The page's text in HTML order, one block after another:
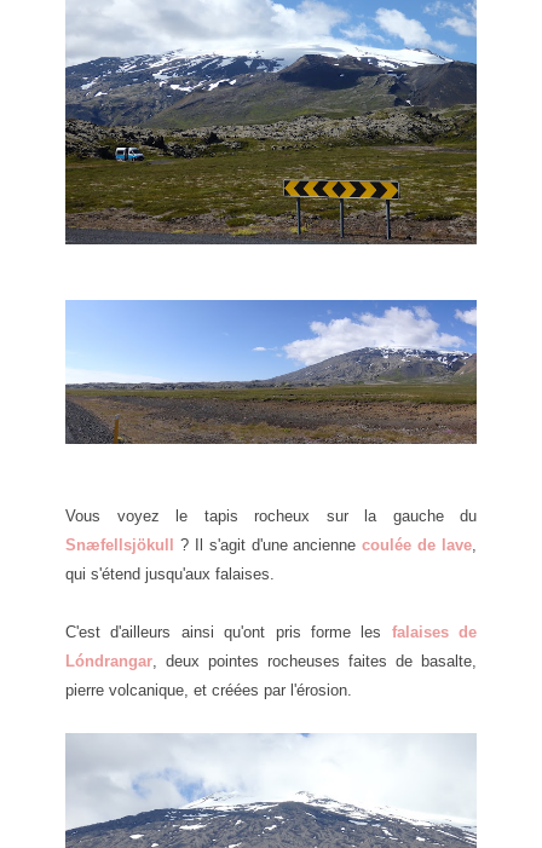
Vous voyez le tapis rocheux sur la gauche du
Snæfellsjökull ? Il s'agit d'une anciennecoulée de lave,
qui s'étend jusqu'aux falaises.
C'est d'ailleurs ainsi qu'ont pris forme les falaises de
Lóndrangar, deux pointes rocheuses faites de basalte,
pierre volcanique, et créées par l'érosion.